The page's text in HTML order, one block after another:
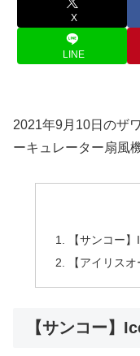
X
LINE
2021年9月10日のザ
ーキュレーター扇風
【サンコー
【アイリス
【サンコー】